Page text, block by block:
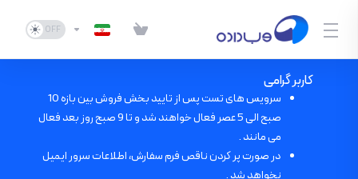
کاربر گرامی
سرویس های تست پس از تایید بخش فروش بین بازه 10
صبح الی 5 عصر فعال خواهند شد و تا 9 صبح روز بعد فعال
می مانند .
در صورت پر کردن ناقص فرم سفارش، اطلاعات سرور ایمیل
نخواهد شد .